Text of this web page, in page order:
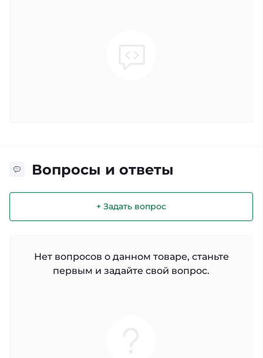
Вопросы и ответы
+ Задать вопрос
Нет вопросов о данном товаре, станьте
первым и задайте свой вопрос.